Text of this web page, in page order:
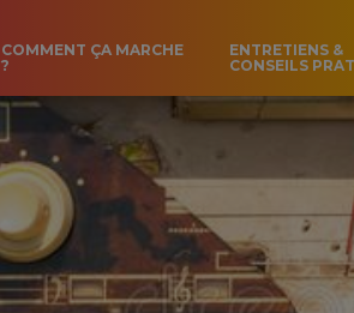
COMMENT ÇA MARCHE
?
ENTRETIENS &
CONSEILS